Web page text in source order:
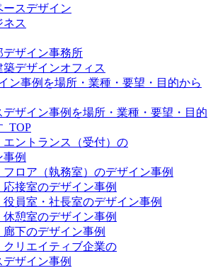
ースデザイン
ネス
デザイン事務所
築デザインオフィス
ン事例を場所・業種・要望・目的から
デザイン事例を場所・業種・要望・目的
エントランス（受付）の
事例
フロア（執務室）のデザイン事例
応接室のデザイン事例
役員室・社長室のデザイン事例
休憩室のデザイン事例
廊下のデザイン事例
クリエイティブ企業の
デザイン事例